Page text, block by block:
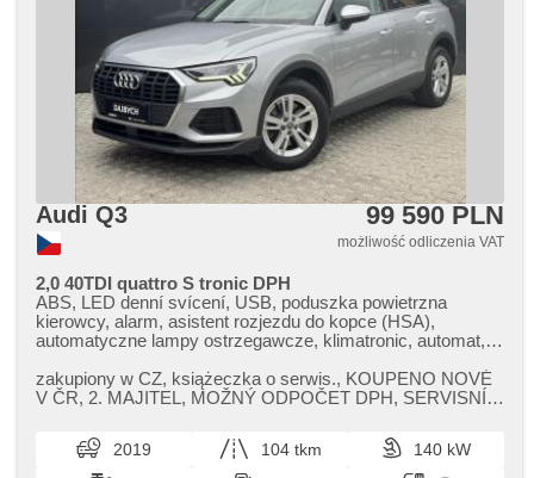
Audi Q3 99 590 PLN
możliwość odliczenia VAT
2,0 40TDI quattro S tronic DPH
ABS, LED denní svícení, USB, poduszka powietrzna
kierowcy, alarm, asistent rozjezdu do kopce (HSA),
automatyczne lampy ostrzegawcze, klimatronic, automat,
bluetooth, zamykanie centralne - zdalne, centralny zamek,
wyłączenie poduszki pasażera, światła do jazdy dziennej,
digitální přístrojový štít, dotykové ovládání palubního
počítače, 2 strefowa klimatyzacja, el. opuszczane szyby, el.
składane lusterka, starter elektroniczny, el. otwieranie
zakupiony w CZ,​ książeczka o serwis.,​ KOUPENO NOVÉ
V ČR,​ 2. MAJITEL,​ MOŽNÝ ODPOČET DPH,​ SERVISNÍ
2019 104 tkm
140 kW